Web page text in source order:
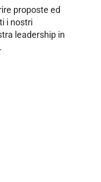
proposte ed
i nostri
leadership in